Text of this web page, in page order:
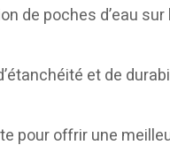
de poches d’eau sur
et de
pour offrir une